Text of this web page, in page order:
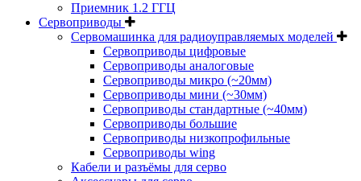
Приемник 1.2 ГГЦ
Сервоприводы
Сервомашинка для радиоуправляемых моделей
Сервоприводы цифровые
Сервоприводы аналоговые
Сервоприводы микро (~20мм)
Сервоприводы мини (~30мм)
Сервоприводы стандартные (~40мм)
Сервоприводы большие
Сервоприводы низкопрофильные
Сервоприводы wing
Кабели и разъёмы для серво